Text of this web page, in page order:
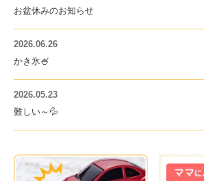
お盆休みのお知らせ
2026.06.26
かき氷🍧
2026.05.23
難しい～💦